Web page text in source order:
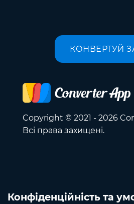
КОНВЕРТУЙ
Copyright © 2021 - 2026
Всі права захищені.
Конфіденційність та